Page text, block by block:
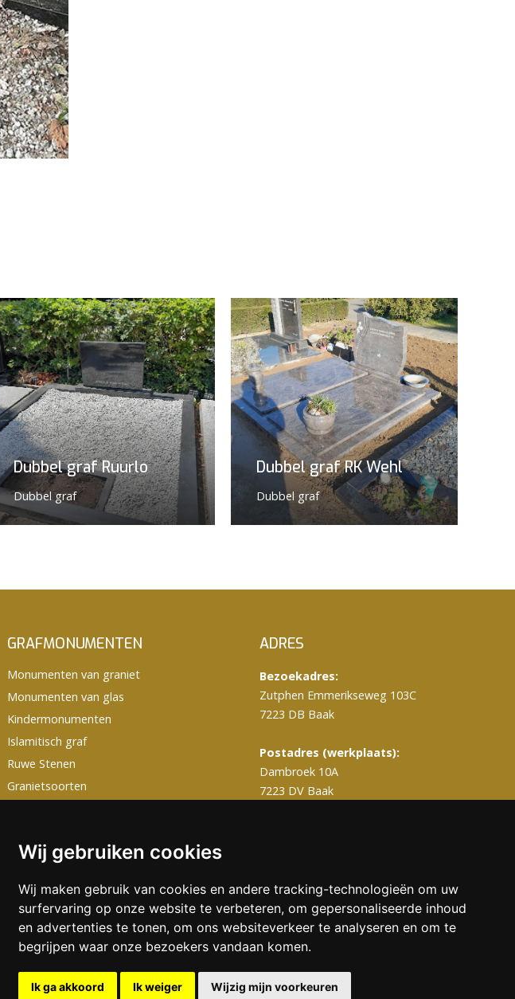
Wij gebruiken cookies
Wij maken gebruik van cookies en andere tracking-technologieën om uw
surfervaring op onze website te verbeteren, om gepersonaliseerde inhoud
en advertenties te tonen, om ons websiteverkeer te analyseren en om te
begrijpen waar onze bezoekers vandaan komen.
Ik ga akkoord Ik weiger Wijzig mijn voorkeuren
Dubbel graf Ruurlo
Dubbel graf
Dubbel graf RK Wehl
Dubbel graf
GRAFMONUMENTEN
Monumenten van graniet
Monumenten van glas
Kindermonumenten
Islamitisch graf
Ruwe Stenen
Granietsoorten
Grafstenen met prijzen
ADRES
Bezoekadres:
Zutphen Emmerikseweg 103C
7223 DB Baak
Postadres (werkplaats):
Dambroek 10A
7223 DV Baak